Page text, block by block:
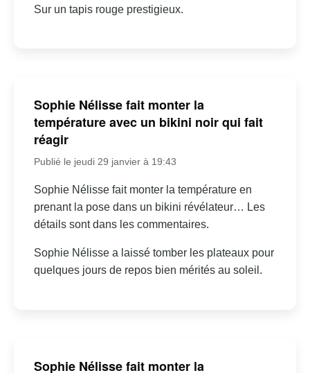
Sur un tapis rouge prestigieux.
Sophie Nélisse fait monter la
température avec un bikini noir qui fait
réagir
Publié le jeudi 29 janvier à 19:43
Sophie Nélisse fait monter la température en
prenant la pose dans un bikini révélateur… Les
détails sont dans les commentaires.
Sophie Nélisse a laissé tomber les plateaux pour
quelques jours de repos bien mérités au soleil.
Sophie Nélisse fait monter la